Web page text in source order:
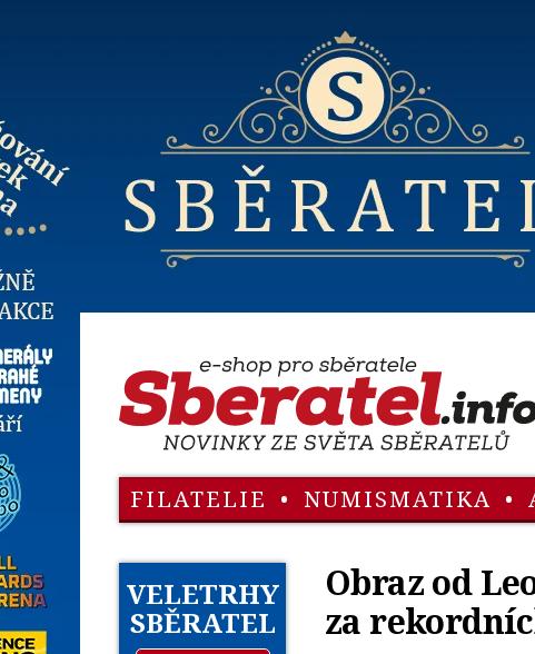
FILATELIE • NUMISMATIKA •
VELETRHY
SBĚRATEL
Obraz od
za